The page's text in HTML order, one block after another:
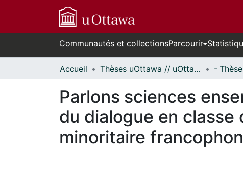
Communautés et collectionsParcourir
Accueil Thèses uOttawa // uOttawa Theses
Parlons sciences
du dialogue en classe
minoritaire